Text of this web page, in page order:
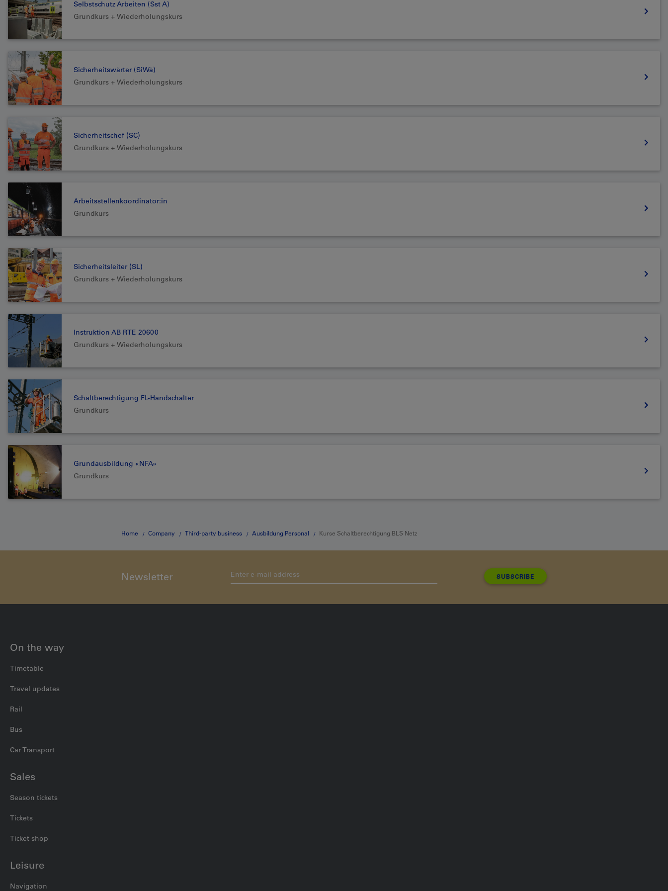
Selbstschutz Arbeiten (Sst A)
Grundkurs + Wiederholungskurs
Sicherheitswärter (SiWä)
Grundkurs + Wiederholungskurs
Sicherheitschef (SC)
Grundkurs + Wiederholungskurs
Arbeitsstellenkoordinator:in
Grundkurs
Sicherheitsleiter (SL)
Grundkurs + Wiederholungskurs
Instruktion AB RTE 20600
Grundkurs + Wiederholungskurs
Schaltberechtigung FL-Handschalter
Grundkurs
Grundausbildung «NFA»
Grundkurs
Home Company Third-party business Ausbildung Personal Kurse Schaltberechtigung BLS Netz
Newsletter SUBSCRIBE
On the way
Timetable
Travel updates
Rail
Bus
Car Transport
Sales
Season tickets
Tickets
Ticket shop
Leisure
Navigation